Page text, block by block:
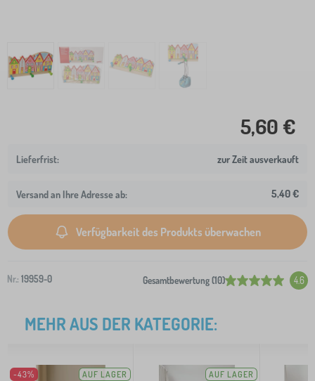
5,60 €
zur Zeit ausverkauft
Versand an Ihre Adresse ab: 5,40 €
Verfügbarkeit des Produkts überwachen
Nr.: 19959-0 Gesamtbewertung (10) 4.6
MEHR AUS DER KATEGORIE:
-43% AUF LAGER AUF LAGER